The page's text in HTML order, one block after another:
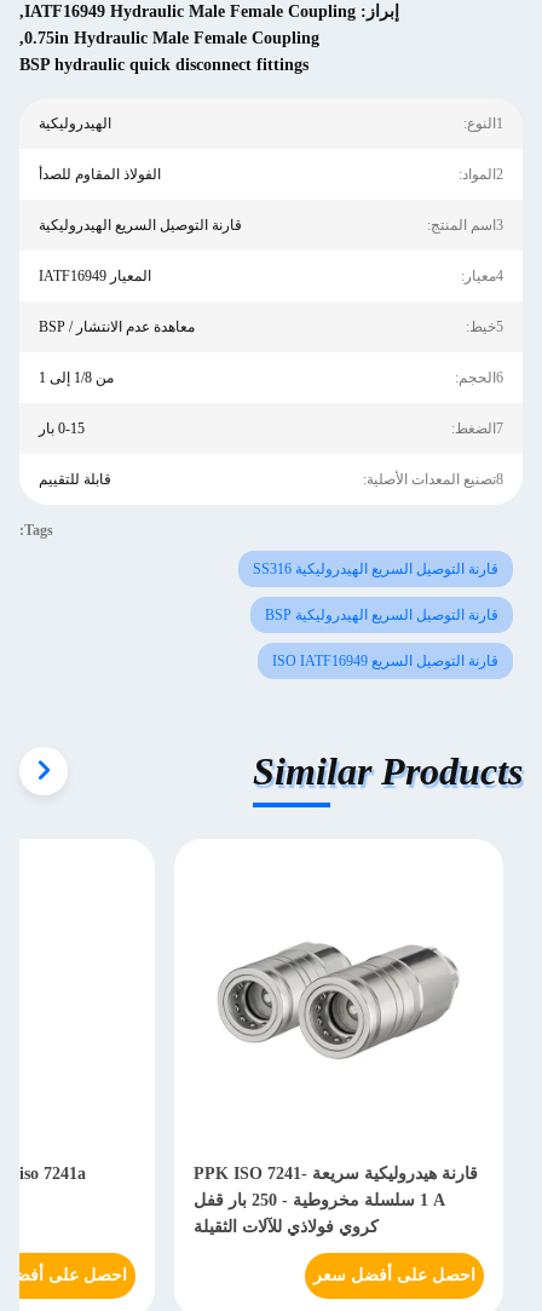
إبراز: IATF16949 Hydraulic Male Female Coupling
,
0.75in Hydraulic Male Female Coupling
,
BSP hydraulic quick disconnect fittings
1النوع: الهيدروليكية
2المواد: الفولاذ المقاوم للصدأ
3اسم المنتج: قارنة التوصيل السريع الهيدروليكية
4معيار: المعيار IATF16949
5خيط: معاهدة عدم الانتشار / BSP
6الحجم: من 1/8 إلى 1
7الضغط: 0-15 بار
8تصنيع المعدات الأصلية: قابلة للتقييم
Tags:
قارنة التوصيل السريع الهيدروليكية SS316
قارنة التوصيل السريع الهيدروليكية BSP
قارنة التوصيل السريع ISO IATF16949
Similar Products
قارنة هيدروليكية سريعة PPK ISO 7241-
1 A سلسلة مخروطية - 250 بار قفل
كروي فولاذي للآلات الثقيلة
احصل على أفضل سعر احصل على